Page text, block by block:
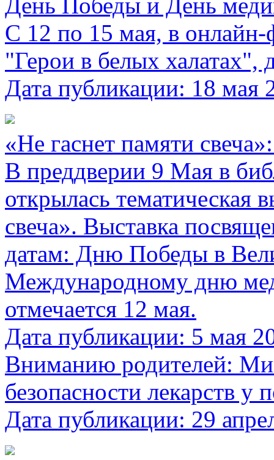
С 12 по 15 мая, в
"Герои в белых халатах",
Дата публикации: 18 мая
«Не гаснет памяти
В преддверии 9 Мая в
открылась тематическая
свеча». Выставка
датам: Дню Победы в
Международному дню
отмечается 12 мая.
Дата публикации: 5 мая
Вниманию родителей:
безопасности лекарств у
Дата публикации: 29